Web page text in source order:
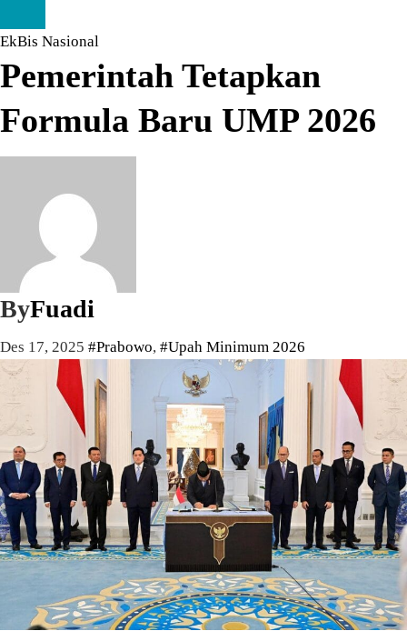
EkBis Nasional
Pemerintah Tetapkan
Formula Baru UMP 2026
ByFuadi
Des 17, 2025 #Prabowo, #Upah Minimum 2026